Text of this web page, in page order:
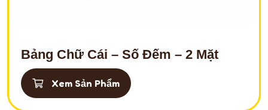
Bảng Chữ Cái – Số Đếm – 2 Mặt
Xem Sản Phẩm